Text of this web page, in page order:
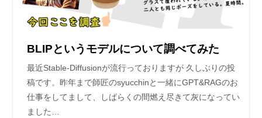
BLIPというモデルについて調べてみた
最近Stable-Diffusionが流行っておりますが 久しぶりの投
稿です。昨年まで師匠のsyucchinと一緒にGPT&RAGのお
仕事をしてまして、しばらくの間燃え尽きて灰になってい
ました…